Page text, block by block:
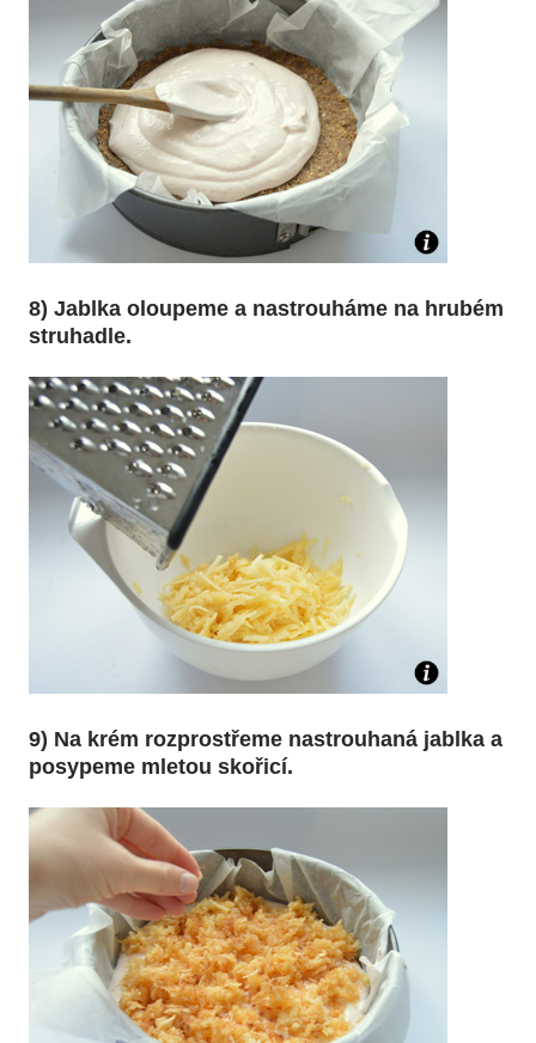
8) Jablka oloupeme a nastrouháme na hrubém
struhadle.
9) Na krém rozprostřeme nastrouhaná jablka a
posypeme mletou skořicí.